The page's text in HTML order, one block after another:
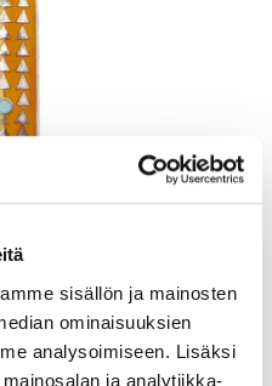
sisällön ja mainosten
ominaisuuksien
analysoimiseen. Lisäksi
ja analytiikka-